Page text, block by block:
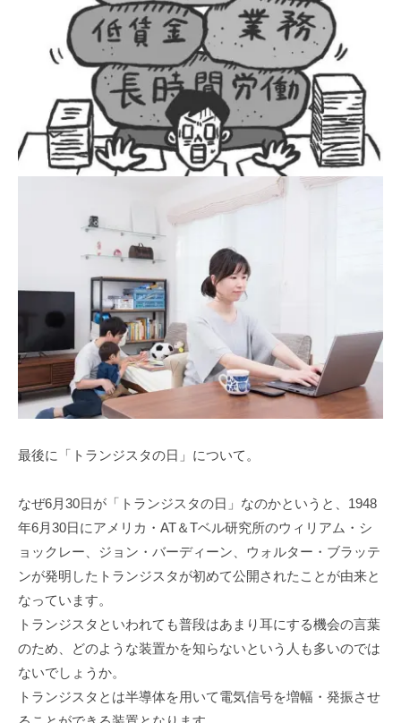
最後に「トランジスタの日」について。
なぜ6月30日が「トランジスタの日」なのかというと、1948
年6月30日にアメリカ・AT＆Tベル研究所のウィリアム・シ
ョックレー、ジョン・バーディーン、ウォルター・ブラッテ
ンが発明したトランジスタが初めて公開されたことが由来と
なっています。
トランジスタといわれても普段はあまり耳にする機会の言葉
のため、どのような装置かを知らないという人も多いのでは
ないでしょうか。
トランジスタとは半導体を用いて電気信号を増幅・発振させ